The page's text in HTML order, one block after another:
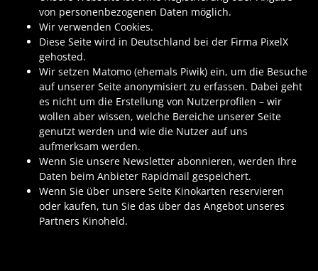
von personenbezogenen Daten möglich.
Wir verwenden Cookies.
Diese Seite wird in Deutschland bei der Firma PixelX
gehosted.
Wir setzen Matomo (ehemals Piwik) ein, um die Besuche
auf unserer Seite anonymisiert zu erfassen. Dabei geht
es nicht um die Erstellung von Nutzerprofilen – wir
wollen aber wissen, welche Bereiche unserer Seite
genutzt werden und wie die Nutzer auf uns
aufmerksam werden.
Wenn Sie unsere Newsletter abonnieren, werden Ihre
Daten beim Anbieter Rapidmail gespeichert.
Wenn Sie über unsere Seite Kinokarten reservieren
oder kaufen, tun Sie das über das Angebot unseres
Partners Kinoheld.